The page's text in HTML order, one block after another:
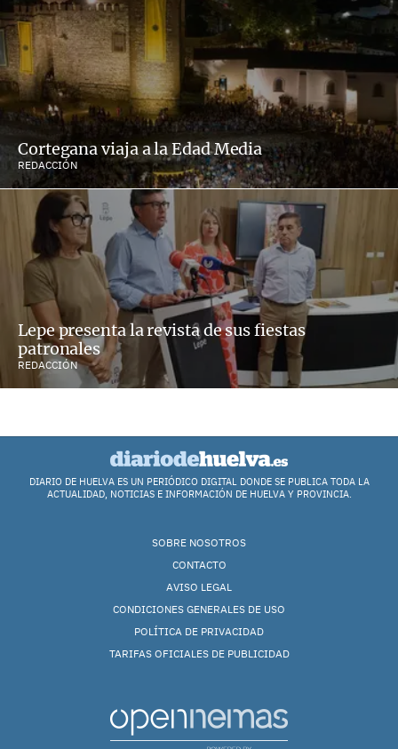
Cortegana viaja a la Edad Media
REDACCIÓN
Lepe presenta la revista de sus fiestas
patronales
REDACCIÓN
DIARIO DE HUELVA ES UN PERIÓDICO DIGITAL DONDE SE PUBLICA TODA LA
ACTUALIDAD, NOTICIAS E INFORMACIÓN DE HUELVA Y PROVINCIA.
SOBRE NOSOTROS
CONTACTO
AVISO LEGAL
CONDICIONES GENERALES DE USO
POLÍTICA DE PRIVACIDAD
TARIFAS OFICIALES DE PUBLICIDAD